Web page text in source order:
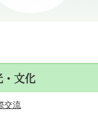
文化
交流